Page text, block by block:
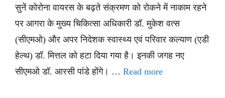
सुनें कोरोना वायरस के बढ़ते संक्रमण को रोकने में नाकाम रहने
पर आगरा के मुख्य चिकित्सा अधिकारी डॉ. मुकेश वत्स
(सीएमओ) और अपर निदेशक स्वास्थ्य एवं परिवार कल्याण (एडी
हेल्थ) डॉ. मित्तल को हटा दिया गया है। इनकी जगह नए
सीएमओ डॉ. आरसी पांडे होंगे। … Read more